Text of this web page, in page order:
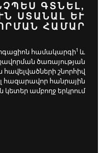
ԳՏՆԵԼ,
ՍՏԱՆԱԼ ԵՒ Վ
ՀԱՄԱՐ
համակարգի1 և
ծառայության
շնորհիվ
հազարավոր հանրային
կետեր ամբողջ երկրում: